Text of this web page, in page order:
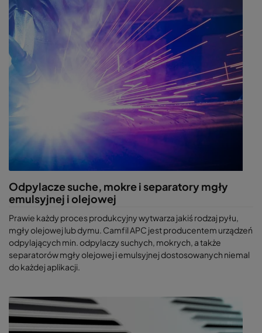
Odpylacze suche, mokre i separatory mgły
emulsyjnej i olejowej
Prawie każdy proces produkcyjny wytwarza jakiś rodzaj pyłu,
mgły olejowej lub dymu. Camfil APC jest producentem urządzeń
odpylających min. odpylaczy suchych, mokrych, a także
separatorów mgły olejowej i emulsyjnej dostosowanych niemal
do każdej aplikacji.